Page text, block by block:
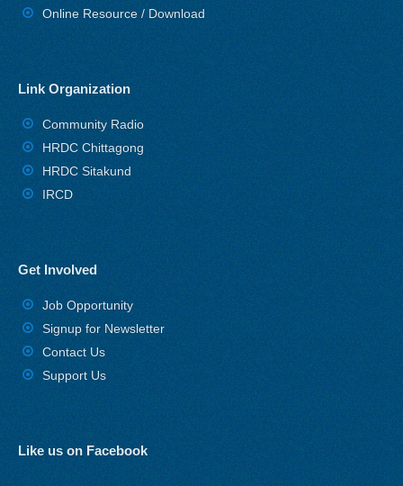
Online Resource / Download
Link Organization
Community Radio
HRDC Chittagong
HRDC Sitakund
IRCD
Get Involved
Job Opportunity
Signup for Newsletter
Contact Us
Support Us
Like us on Facebook